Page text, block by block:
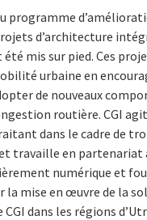
programme
d’architecture
mis sur pied. Ces
urbaine en
de nouveaux
routière. CGI
dans le cadre de
travaille en partenariat
numérique et
la mise en œuvre de la
dans les régions